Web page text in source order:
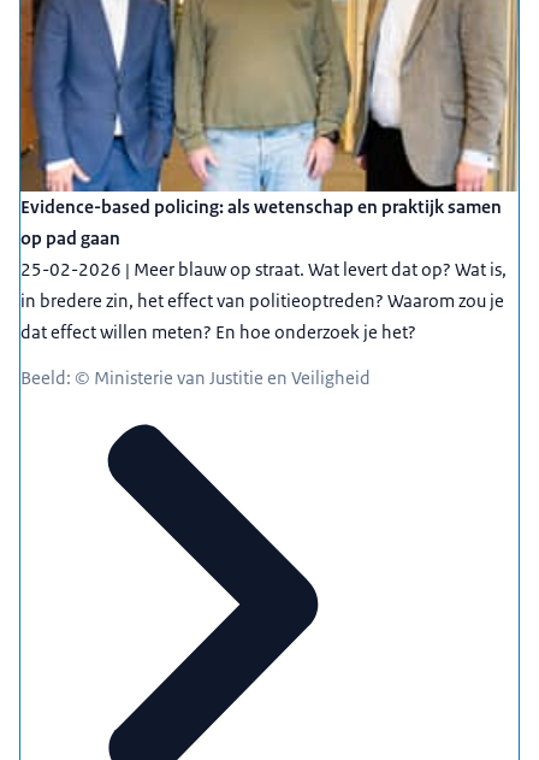
Evidence-based policing: als wetenschap en praktijk samen
op pad gaan
25-02-2026 | Meer blauw op straat. Wat levert dat op? Wat is,
in bredere zin, het effect van politieoptreden? Waarom zou je
dat effect willen meten? En hoe onderzoek je het?
Beeld: © Ministerie van Justitie en Veiligheid